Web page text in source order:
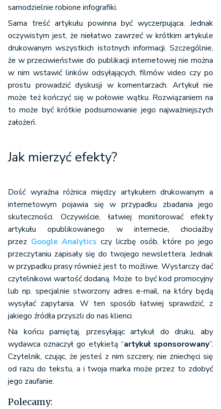
samodzielnie robione infografiki.
Sama treść artykułu powinna być wyczerpująca. Jednak
oczywistym jest, że niełatwo zawrzeć w krótkim artykule
drukowanym wszystkich istotnych informacji. Szczególnie,
że w przeciwieństwie do publikacji internetowej nie można
w nim wstawić linków odsyłających, filmów video czy po
prostu prowadzić dyskusji w komentarzach. Artykuł nie
może też kończyć się w połowie wątku. Rozwiązaniem na
to może być krótkie podsumowanie jego najważniejszych
założeń.
Jak mierzyć efekty?
Dość wyraźna różnica między artykułem drukowanym a
internetowym pojawia się w przypadku zbadania jego
skuteczności. Oczywiście, łatwiej monitorować efekty
artykułu opublikowanego w internecie, chociażby
przez Google Analytics czy liczbę osób, które po jego
przeczytaniu zapisały się do twojego newslettera. Jednak
w przypadku prasy również jest to możliwe. Wystarczy dać
czytelnikowi wartość dodaną. Może to być kod promocyjny
lub np. specjalnie stworzony adres e-mail, na który będą
wysyłać zapytania. W ten sposób łatwiej sprawdzić, z
jakiego źródła przyszli do nas klienci.
Na końcu pamiętaj, przesyłając artykuł do druku, aby
wydawca oznaczył go etykietą “artykuł sponsorowany”.
Czytelnik, czując, że jesteś z nim szczery, nie zniechęci się
od razu do tekstu, a i twoja marka może przez to zdobyć
jego zaufanie.
Polecamy: